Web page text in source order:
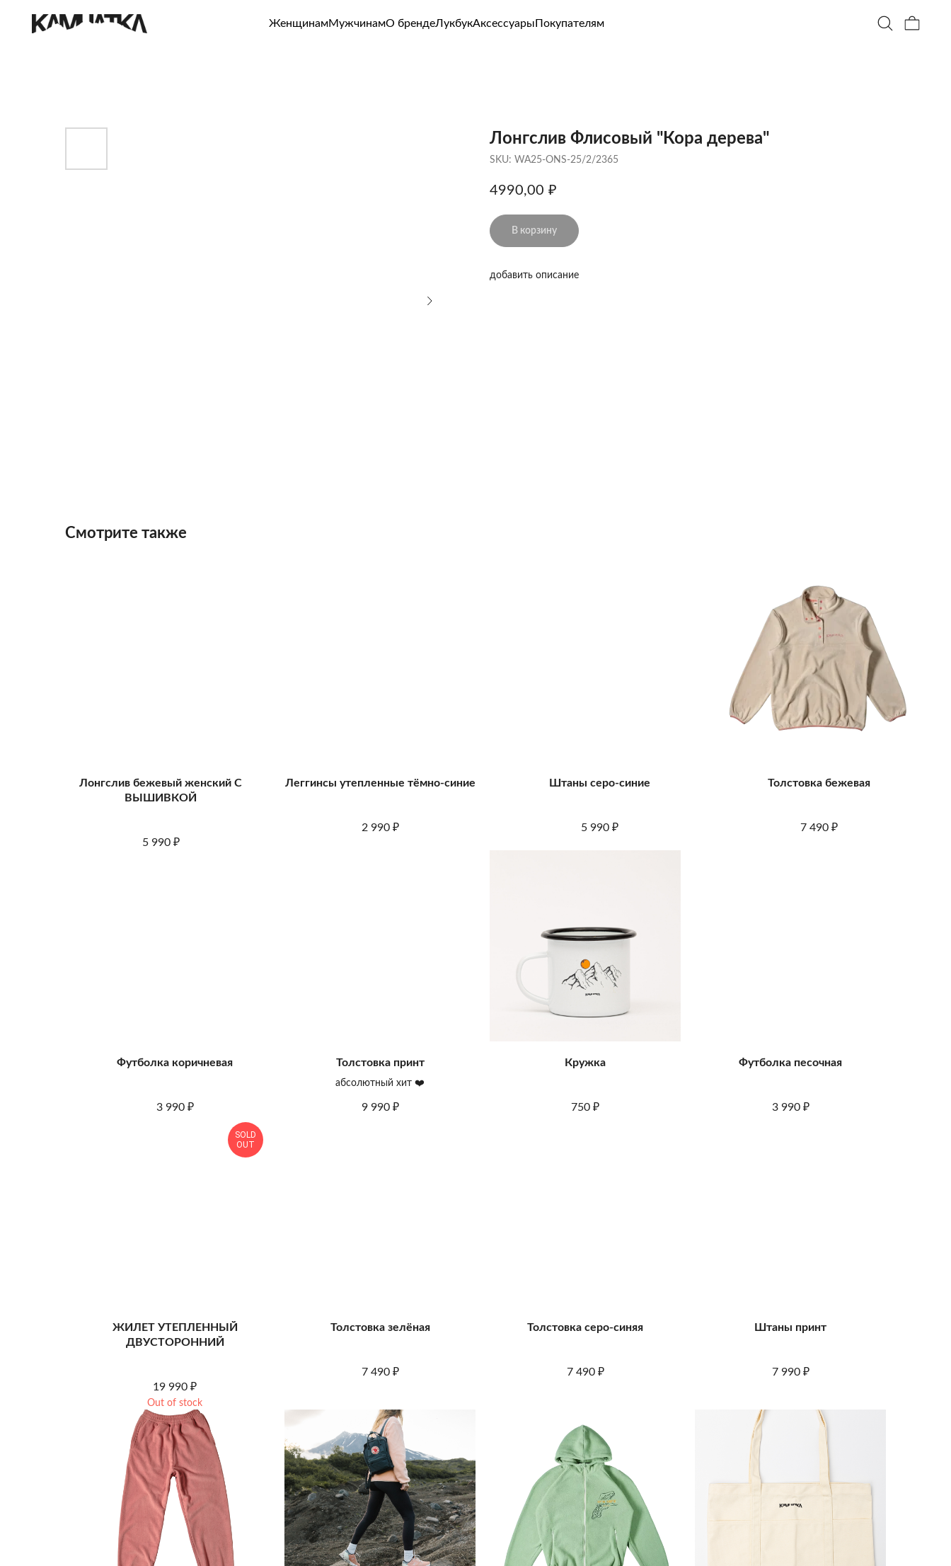
ЖенщинамМужчинамО брендеЛукбук АксессуарыПокупателям
Лонгслив Флисовый "Кора дерева"
SKU: WA25-ONS-25/2/2365
4990,00 ₽
В корзину
добавить описание
Смотрите также
Лонгслив бежевый женский С
ВЫШИВКОЙ
5 990 ₽
Леггинсы утепленные тёмно-синие
2 990 ₽
Штаны серо-синие
5 990 ₽
Толстовка бежевая
7 490 ₽
Футболка коричневая
3 990 ₽
Толстовка принт
абсолютный хит ❤️
9 990 ₽
Кружка
750 ₽
Футболка песочная
3 990 ₽
SOLD
OUT
ЖИЛЕТ УТЕПЛЕННЫЙ
ДВУСТОРОННИЙ
19 990 ₽
Out of stock
Толстовка зелёная
7 490 ₽
Толстовка серо-синяя
7 490 ₽
Штаны принт
7 990 ₽